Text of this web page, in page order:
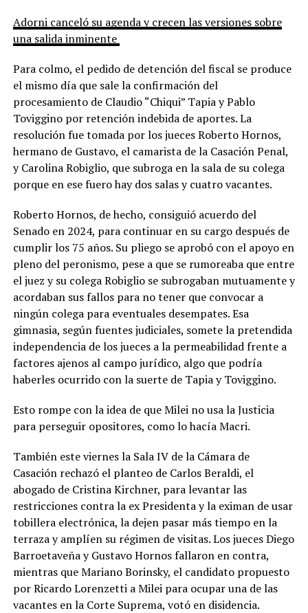
Adorni canceló su agenda y crecen las versiones sobre
una salida inminente
Para colmo, el pedido de detención del fiscal se produce
el mismo día que sale la confirmación del
procesamiento de Claudio “Chiqui” Tapia y Pablo
Toviggino por retención indebida de aportes. La
resolución fue tomada por los jueces Roberto Hornos,
hermano de Gustavo, el camarista de la Casación Penal,
y Carolina Robiglio, que subroga en la sala de su colega
porque en ese fuero hay dos salas y cuatro vacantes.
Roberto Hornos, de hecho, consiguió acuerdo del
Senado en 2024, para continuar en su cargo después de
cumplir los 75 años. Su pliego se aprobó con el apoyo en
pleno del peronismo, pese a que se rumoreaba que entre
el juez y su colega Robiglio se subrogaban mutuamente y
acordaban sus fallos para no tener que convocar a
ningún colega para eventuales desempates. Esa
gimnasia, según fuentes judiciales, somete la pretendida
independencia de los jueces a la permeabilidad frente a
factores ajenos al campo jurídico, algo que podría
haberles ocurrido con la suerte de Tapia y Toviggino.
Esto rompe con la idea de que Milei no usa la Justicia
para perseguir opositores, como lo hacía Macri.
También este viernes la Sala IV de la Cámara de
Casación rechazó el planteo de Carlos Beraldi, el
abogado de Cristina Kirchner, para levantar las
restricciones contra la ex Presidenta y la eximan de usar
tobillera electrónica, la dejen pasar más tiempo en la
terraza y amplíen su régimen de visitas. Los jueces Diego
Barroetaveña y Gustavo Hornos fallaron en contra,
mientras que Mariano Borinsky, el candidato propuesto
por Ricardo Lorenzetti a Milei para ocupar una de las
vacantes en la Corte Suprema, votó en disidencia.